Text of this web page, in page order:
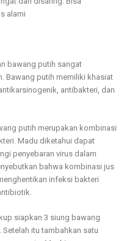
alami
bawang putih sangat
Bawang putih memiliki khasiat
antibakteri, dan
putih merupakan kombinasi
Madu diketahui dapat
penyebaran virus dalam
bahwa kombinasi jus
infeksi bakteri
siapkan 3 siung bawang
Setelah itu tambahkan satu